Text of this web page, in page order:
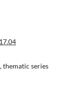
thematic series